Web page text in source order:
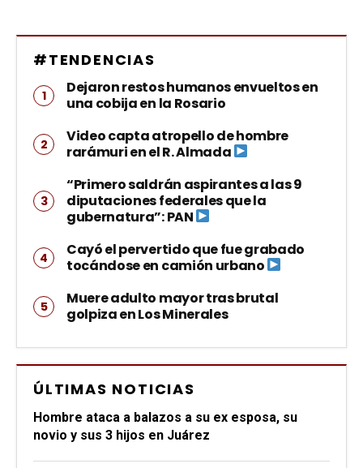
#TENDENCIAS
Dejaron restos humanos envueltos en
una cobija en la Rosario
Video capta atropello de hombre
rarámuri en el R. Almada
“Primero saldrán aspirantes a las 9
diputaciones federales que la
gubernatura”: PAN
Cayó el pervertido que fue grabado
tocándose en camión urbano
Muere adulto mayor tras brutal
golpiza en Los Minerales
ÚLTIMAS NOTICIAS
Hombre ataca a balazos a su ex esposa, su
novio y sus 3 hijos en Juárez